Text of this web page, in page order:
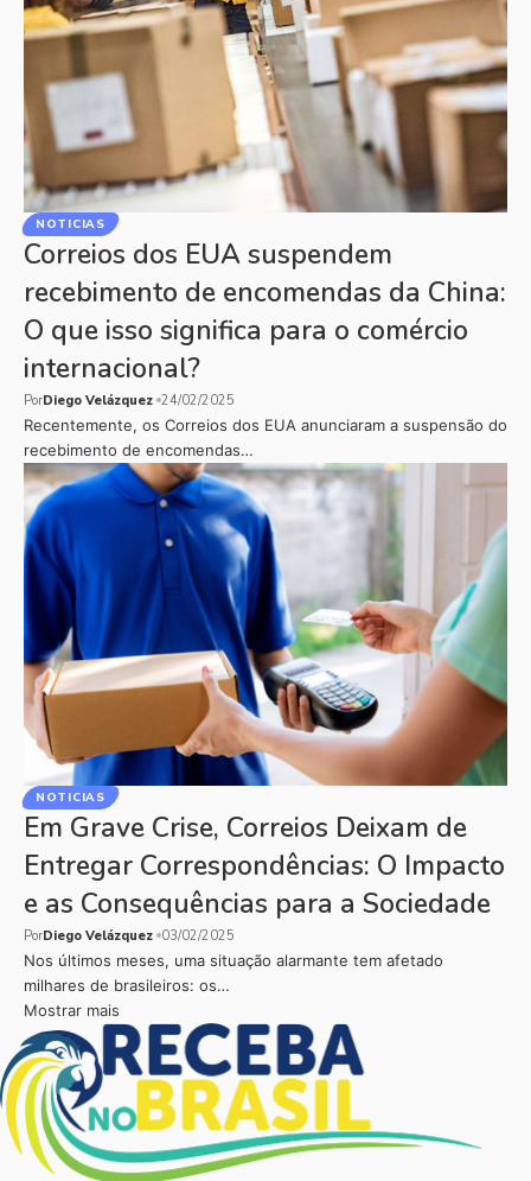
NOTICIAS
Correios dos EUA suspendem
recebimento de encomendas da China:
O que isso significa para o comércio
internacional?
PorDiego Velázquez 24/02/2025
Recentemente, os Correios dos EUA anunciaram a suspensão do
recebimento de encomendas…
NOTICIAS
Em Grave Crise, Correios Deixam de
Entregar Correspondências: O Impacto
e as Consequências para a Sociedade
PorDiego Velázquez 03/02/2025
Nos últimos meses, uma situação alarmante tem afetado
milhares de brasileiros: os…
Mostrar mais